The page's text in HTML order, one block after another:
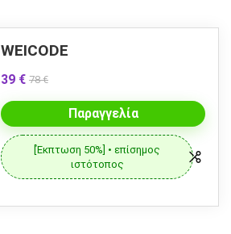
WEICODE
39 € 78 €
Παραγγελία
[Έκπτωση 50%] • επίσημος
ιστότοπος